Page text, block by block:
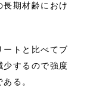
期材齢におけ
ートと比べてブ
少するので強度
る。